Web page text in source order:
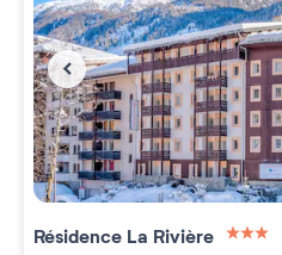
Résidence La Rivière